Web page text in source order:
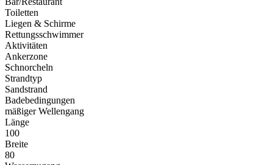
Toiletten
Liegen & Schirme
Rettungsschwimmer
Aktivitäten
Ankerzone
Schnorcheln
Strandtyp
Sandstrand
Badebedingungen
mäßiger Wellengang
Länge
100
Breite
80